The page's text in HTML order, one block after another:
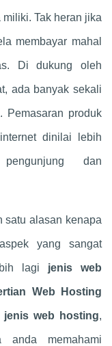
Tak heran jika
membayar mahal
Di dukung oleh
ada banyak sekali
Pemasaran produk
dinilai lebih
dan
satu alasan kenapa
yang sangat
lagi jenis web
Web Hosting
jenis web hosting,
memahami